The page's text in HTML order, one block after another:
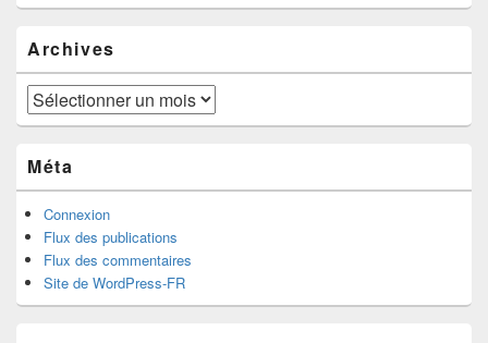
Archives
Archives
Méta
Connexion
Flux des publications
Flux des commentaires
Site de WordPress-FR